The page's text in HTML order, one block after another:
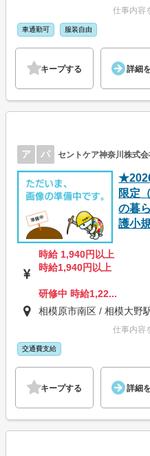
仕事内容
車通勤可 服装自由
キープする 詳細
ア パ セントケア神奈川株式
限定
の暮
護小
時給 1,940円以上
時給1,940円以上
研修中 時給1,22...
相模原市南区 / 相模大野
仕事内容
交通費支給
キープする 詳細